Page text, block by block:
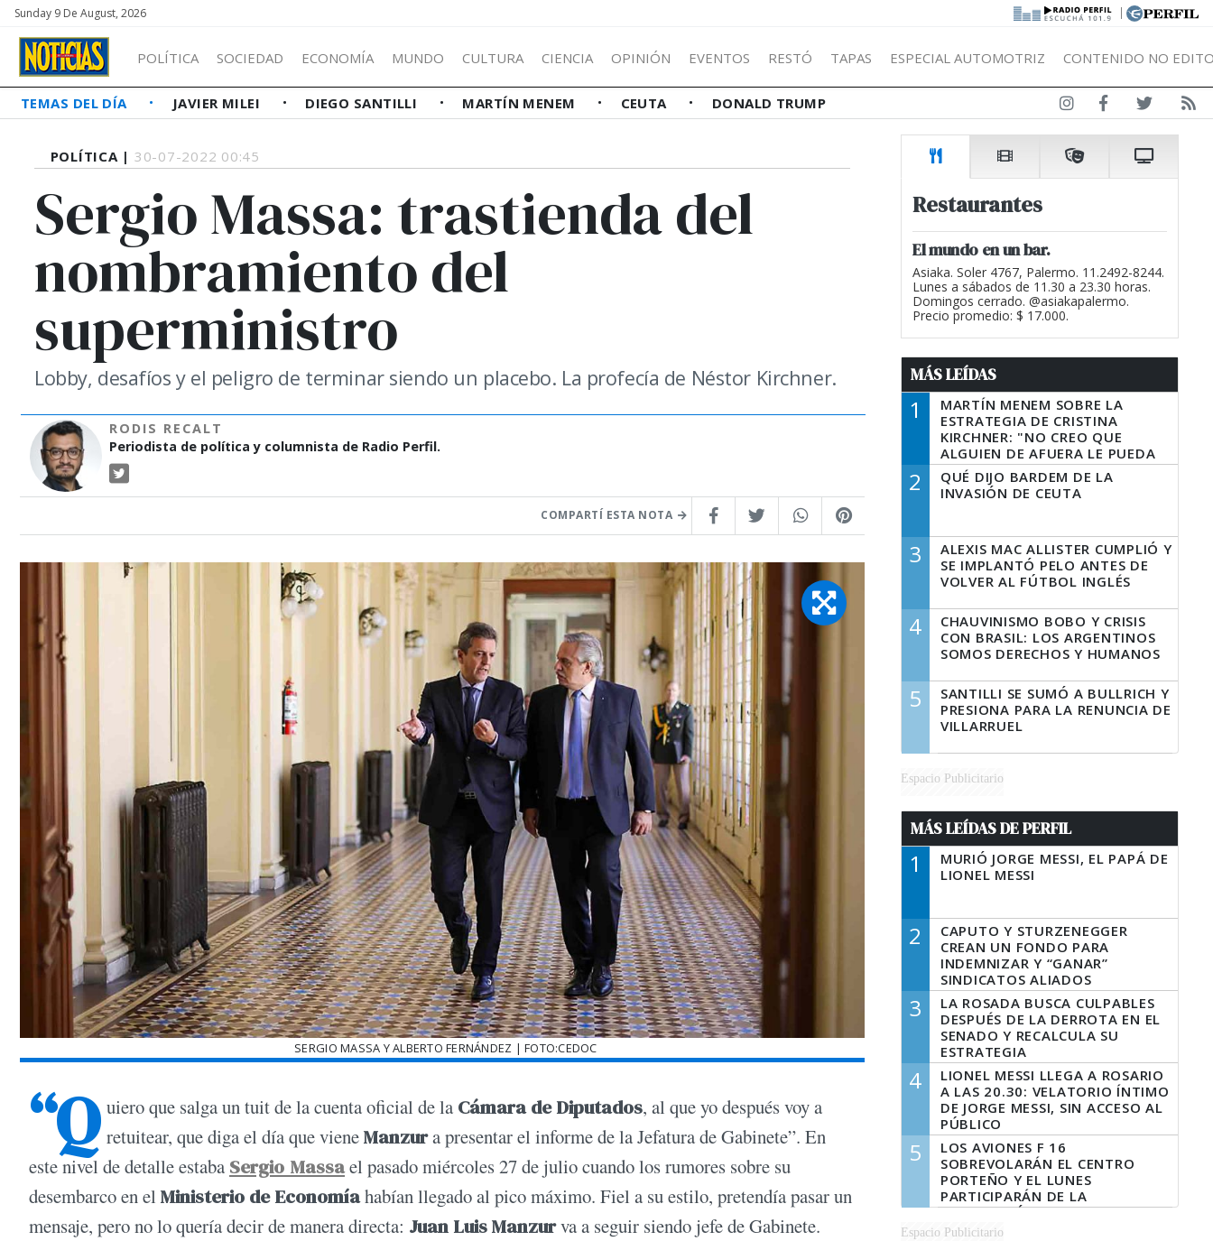
Sunday 9 De August, 2026 |
POLÍTICA SOCIEDAD ECONOMÍA MUNDO CULTURA CIENCIA OPINIÓN EVENTOS RESTÓ TAPAS ESPECIAL AUTOMOTRIZ CONTENIDO NO
TEMAS DEL DÍA JAVIER MILEI DIEGO SANTILLI MARTÍN MENEM CEUTA DONALD TRUMP
POLÍTICA | 30-07-2022 00:45
Sergio Massa: trastienda del
nombramiento del
superministro
Lobby, desafíos y el peligro de terminar siendo un placebo. La profecía de Néstor Kirchner.
RODIS RECALT
Periodista de política y columnista de Radio Perfil.
COMPARTÍ ESTA NOTA
SERGIO MASSA Y ALBERTO FERNÁNDEZ | FOTO:CEDOC
“Q uiero que salga un tuit de la cuenta oficial de la Cámara de Diputados, al que yo después voy a
retuitear, que diga el día que vieneManzura presentar el informe de la Jefatura de Gabinete”. En
este nivel de detalle estaba Sergio Massael pasado miércoles 27 de julio cuando los rumores sobre su
desembarco en el Ministerio de Economíahabían llegado al pico máximo. Fiel a su estilo, pretendía pasar un
mensaje, pero no lo quería decir de manera directa: Juan Luis Manzurva a seguir siendo jefe de Gabinete.
Restaurantes
El mundo en un bar.
Asiaka. Soler 4767, Palermo. 11.2492-8244.
Lunes a sábados de 11.30 a 23.30 horas.
Domingos cerrado. @asiakapalermo.
Precio promedio: $ 17.000.
MÁS LEÍDAS
1
MARTÍN MENEM SOBRE LA
ESTRATEGIA DE CRISTINA
KIRCHNER: "NO CREO QUE
ALGUIEN DE AFUERA LE PUEDA
DECIR A LA JUSTICIA LO QUE
TIENE QUE HACER"
2
QUÉ DIJO BARDEM DE LA
INVASIÓN DE CEUTA
3
ALEXIS MAC ALLISTER CUMPLIÓ Y
SE IMPLANTÓ PELO ANTES DE
VOLVER AL FÚTBOL INGLÉS
4
CHAUVINISMO BOBO Y CRISIS
CON BRASIL: LOS ARGENTINOS
SOMOS DERECHOS Y HUMANOS
5
SANTILLI SE SUMÓ A BULLRICH Y
PRESIONA PARA LA RENUNCIA DE
VILLARRUEL
Espacio Publicitario
MÁS LEÍDAS DE PERFIL
1
MURIÓ JORGE MESSI, EL PAPÁ DE
LIONEL MESSI
2
CAPUTO Y STURZENEGGER
CREAN UN FONDO PARA
INDEMNIZAR Y “GANAR”
SINDICATOS ALIADOS
3
LA ROSADA BUSCA CULPABLES
DESPUÉS DE LA DERROTA EN EL
SENADO Y RECALCULA SU
ESTRATEGIA
4
LIONEL MESSI LLEGA A ROSARIO
A LAS 20.30: VELATORIO ÍNTIMO
DE JORGE MESSI, SIN ACCESO AL
PÚBLICO
5
LOS AVIONES F 16
SOBREVOLARÁN EL CENTRO
PORTEÑO Y EL LUNES
PARTICIPARÁN DE LA
CELEBRACIÓN DE LA FUERZA
AÉREA
Espacio Publicitario